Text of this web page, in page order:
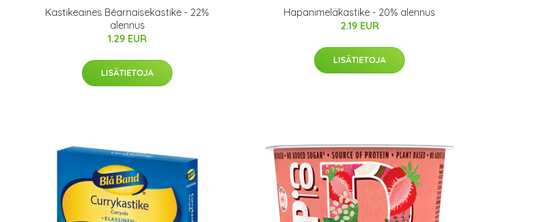
Kastikeaines Béarnaisekastike - 22%
alennus
1.29 EUR
LISÄTIETOJA
Hapanimeläkastike - 20% alennus
2.19 EUR
LISÄTIETOJA